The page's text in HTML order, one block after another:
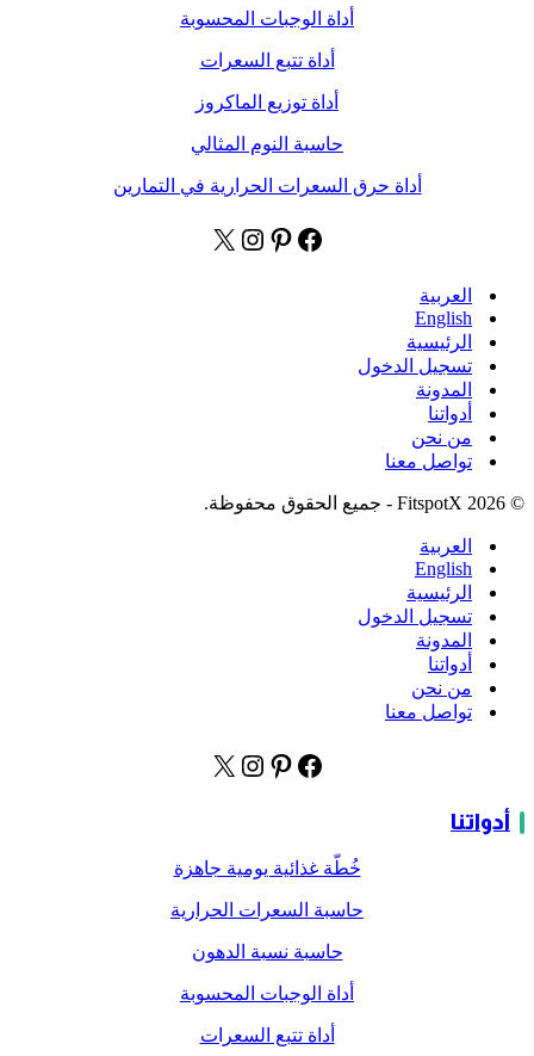
أداة الوجبات المحسوبة
أداة تتبع السعرات
أداة توزيع الماكروز
حاسبة النوم المثالي
أداة حرق السعرات الحرارية في التمارين
فيسبوك
بينتريست
إنستجرام
إكس
العربية
English
الرئيسية
تسجيل الدخول
المدونة
أدواتنا
من نحن
تواصل معنا
© 2026 FitspotX - جميع الحقوق محفوظة.
العربية
English
الرئيسية
تسجيل الدخول
المدونة
أدواتنا
من نحن
تواصل معنا
فيسبوك
بينتريست
إنستجرام
إكس
أدواتنا
خُطّة غذائية يومية جاهزة
حاسبة السعرات الحرارية
حاسبة نسبة الدهون
أداة الوجبات المحسوبة
أداة تتبع السعرات